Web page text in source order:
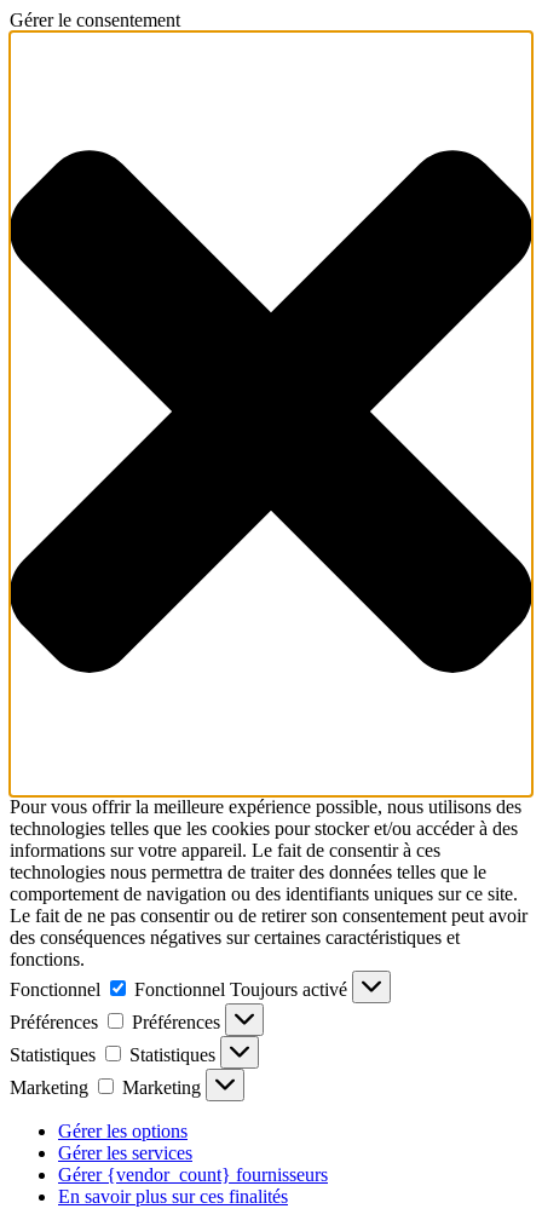
Gérer le consentement
Pour vous offrir la meilleure expérience possible, nous utilisons des
technologies telles que les cookies pour stocker et/ou accéder à des
informations sur votre appareil. Le fait de consentir à ces
technologies nous permettra de traiter des données telles que le
comportement de navigation ou des identifiants uniques sur ce site.
Le fait de ne pas consentir ou de retirer son consentement peut avoir
des conséquences négatives sur certaines caractéristiques et
fonctions.
Fonctionnel
Fonctionnel Toujours activé
Préférences
Préférences
Statistiques
Statistiques
Marketing
Marketing
Gérer les options
Gérer les services
Gérer {vendor_count} fournisseurs
En savoir plus sur ces finalités